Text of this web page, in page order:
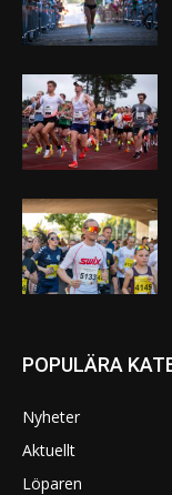
POPULÄRA
Nyheter
Aktuellt
Löparen